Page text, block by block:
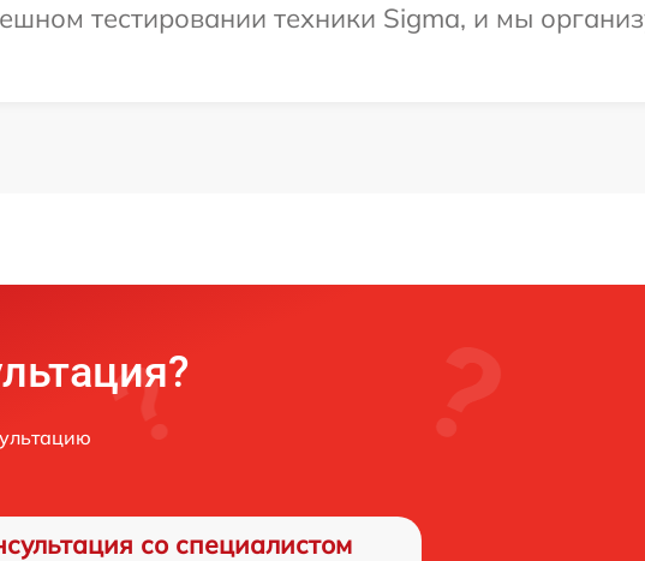
тестировании техники Sigma, и мы
со специалистом